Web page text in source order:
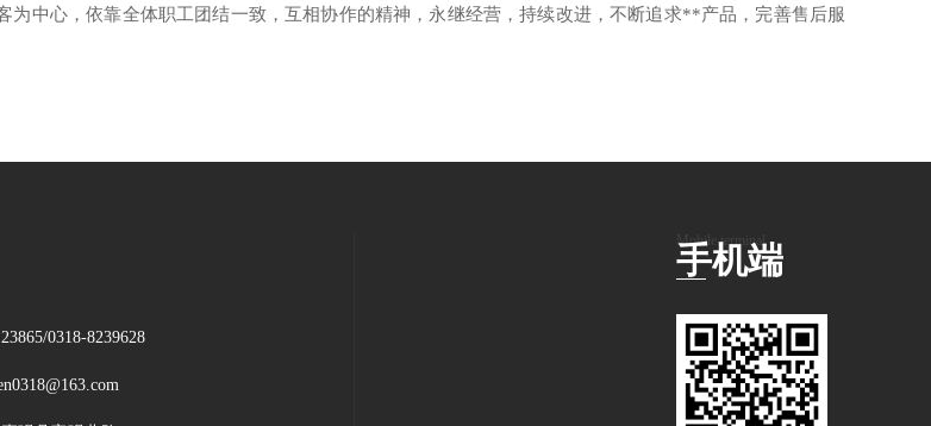
中心，依靠全体职工团结一致，互相协作的精神，永继经营，持续改进，不断追求**产品，完善售后服
0318-8239628
Mobile terminal
手机端